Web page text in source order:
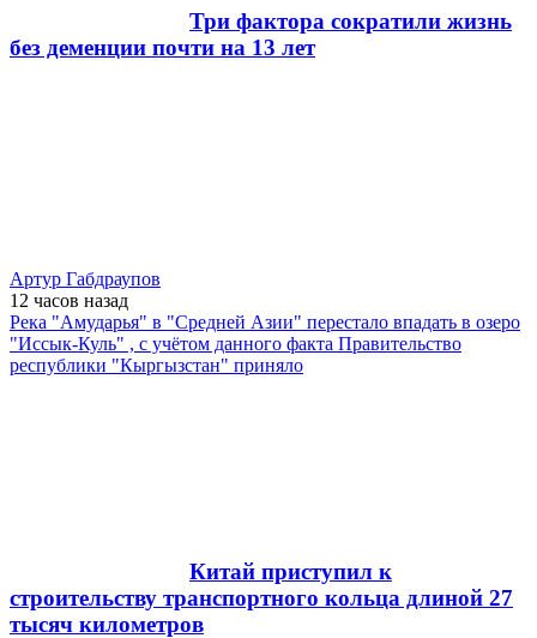
Три фактора сократили жизнь
без деменции почти на 13 лет
Артур Габдраупов
12 часов назад
Река "Амударья" в "Средней Азии" перестало впадать в озеро
"Иссык-Куль" , с учётом данного факта Правительство
республики "Кыргызстан" приняло
Китай приступил к
строительству транспортного кольца длиной 27
тысяч километров